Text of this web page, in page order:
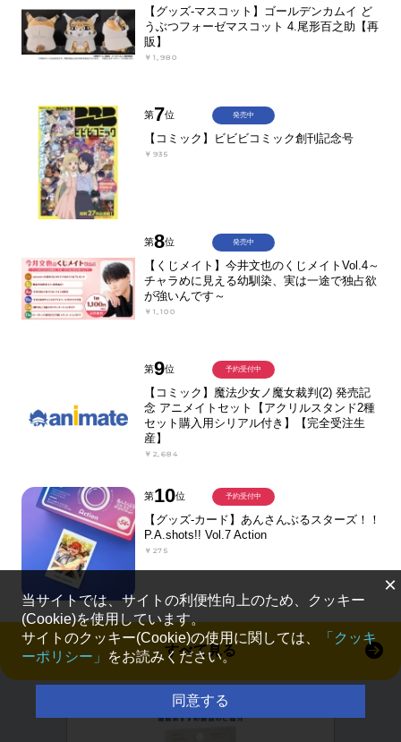
【グッズ-マスコット】ゴールデンカムイ ど
うぶつフォーゼマスコット 4.尾形百之助【再
販】
￥1,980
第7位
【コミック】ビビビコミック創刊記念号
￥935
発売中
第8位
【くじメイト】今井文也のくじメイトVol.4～
チャラめに見える幼馴染、実は一途で独占欲
が強いんです～
￥1,100
発売中
第9位
【コミック】魔法少女ノ魔女裁判(2) 発売記
念 アニメイトセット【アクリルスタンド2種
セット購入用シリアル付き】【完全受注生
産】
￥2,684
予約受付中
第10位
【グッズ-カード】あんさんぶるスターズ！！
P.A.shots!! Vol.7 Action
￥275
予約受付中
すべて見る
×
当サイトでは、サイトの利便性向上のため、クッキー
(Cookie)を使用しています。
サイトのクッキー(Cookie)の使用に関しては、
「クッキ
ーポリシー」
をお読みください。
同意する